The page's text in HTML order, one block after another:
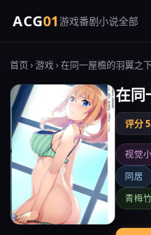
ACG01游戏番剧小说全部
首页 ›游戏› 在同一屋檐的羽翼之
在同
评分
视觉
同居
青梅